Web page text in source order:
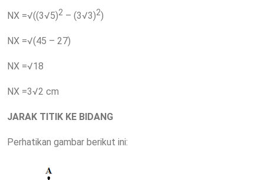
NX =√((3√5)2 – (3√3)2)
NX =√(45 – 27)
NX =√18
NX =3√2 cm
JARAK TITIK KE BIDANG
Perhatikan gambar berikut ini: